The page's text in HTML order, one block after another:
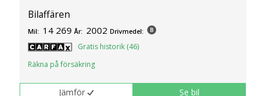
Bilaffären
Mil: 14 269 År: 2002 Drivmedel:
Gratis historik (46)
Räkna på försäkring
Jämför Se bil